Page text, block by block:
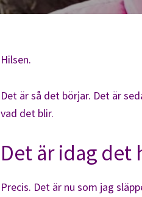
Hilsen.
Det är så det börjar. Det är
vad det blir.
Det är idag det
Precis. Det är nu som jag